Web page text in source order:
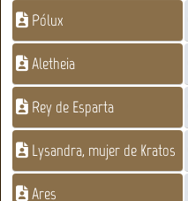
Pólux
Aletheia
Rey de Esparta
Lysandra, mujer de Kratos
Ares